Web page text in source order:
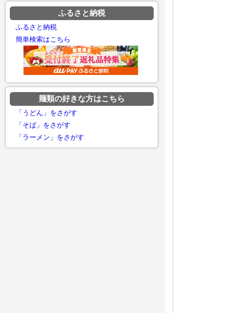
ふるさと納税
ふるさと納税
簡単検索はこちら
麺類の好きな方はこちら
「うどん」をさがす
「そば」をさがす
「ラーメン」をさがす